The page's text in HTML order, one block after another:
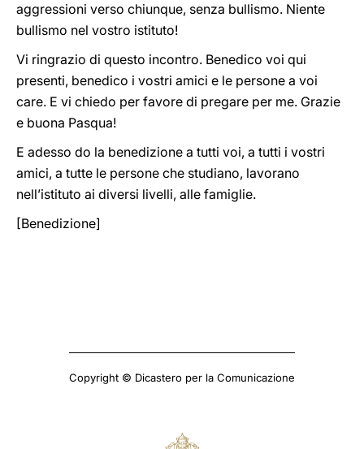
aggressioni verso chiunque, senza bullismo. Niente
bullismo nel vostro istituto!
Vi ringrazio di questo incontro. Benedico voi qui
presenti, benedico i vostri amici e le persone a voi
care. E vi chiedo per favore di pregare per me. Grazie
e buona Pasqua!
E adesso do la benedizione a tutti voi, a tutti i vostri
amici, a tutte le persone che studiano, lavorano
nell’istituto ai diversi livelli, alle famiglie.
[Benedizione]
Copyright © Dicastero per la Comunicazione